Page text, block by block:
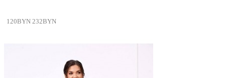
120BYN 232BYN